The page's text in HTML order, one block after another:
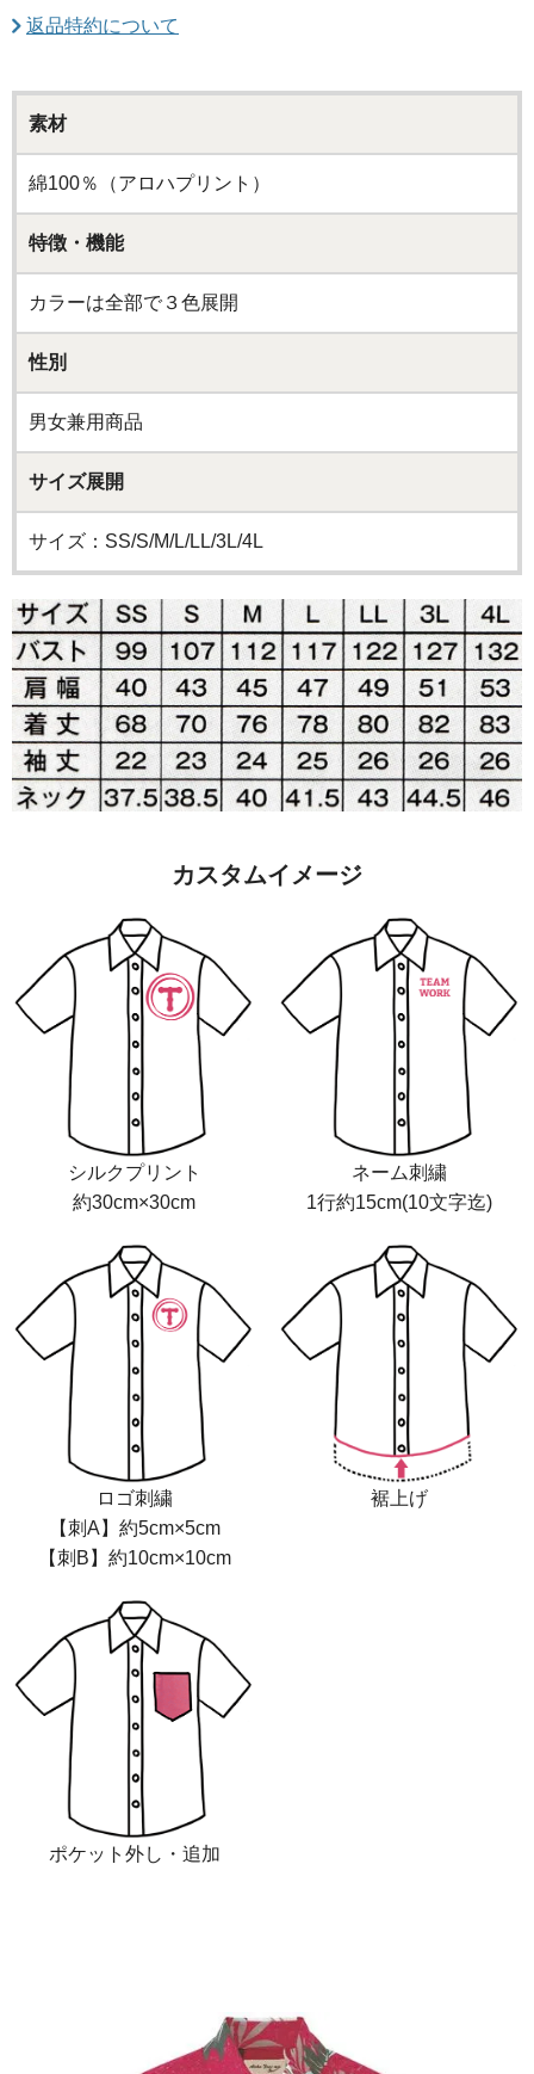
返品特約について
素材
綿100％（アロハプリント）
特徴・機能
カラーは全部で３色展開
性別
男女兼用商品
サイズ展開
サイズ：SS/S/M/L/LL/3L/4L
カスタムイメージ
シルクプリント
約30cm×30cm
ネーム刺繍
1行約15cm(10文字迄)
ロゴ刺繍
【刺A】約5cm×5cm
【刺B】約10cm×10cm
裾上げ
ポケット外し・追加